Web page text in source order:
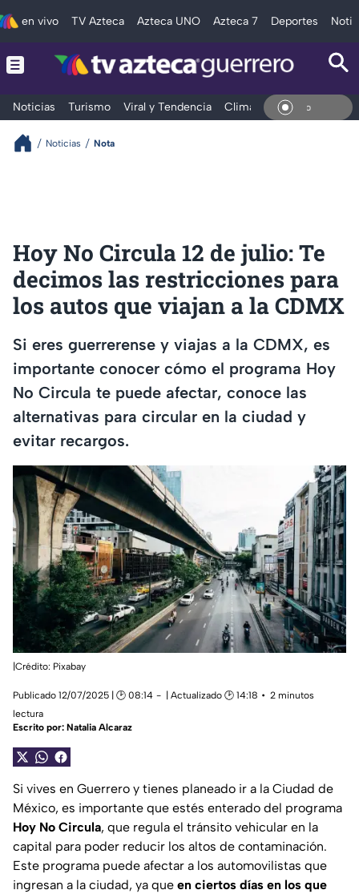
en vivo TV Azteca Azteca UNO Azteca 7 Deportes
Noticias Turismo Viral y Tendencia Clima Deportes En
Noticias Nota
Hoy No Circula 12 de julio: Te
decimos las restricciones para
los autos que viajan a la CDMX
Si eres guerrerense y viajas a la CDMX, es
importante conocer cómo el programa Hoy
No Circula te puede afectar, conoce las
alternativas para circular en la ciudad y
evitar recargos.
|Crédito: Pixabay
Publicado 12/07/2025 | 🕑 08:14 | Actualizado 🕑 14:18
2 minutos
lectura
Escrito por: Natalia Alcaraz
Si vives en Guerrero y tienes planeado ir a la Ciudad de
México, es importante que estés enterado del programa
Hoy No Circula, que regula el tránsito vehicular en la
capital para poder reducir los altos de contaminación.
Este programa puede afectar a los automovilistas que
ingresan a la ciudad, ya que en ciertos días en los que